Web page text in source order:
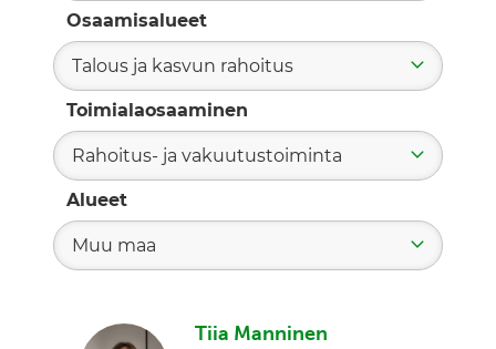
Osaamisalueet
Talous ja kasvun rahoitus
Toimialaosaaminen
Rahoitus- ja vakuutustoiminta
Alueet
Muu maa
Tiia Manninen